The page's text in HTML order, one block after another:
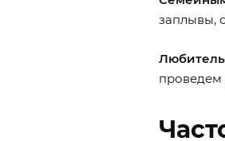
заплывы,
проведем